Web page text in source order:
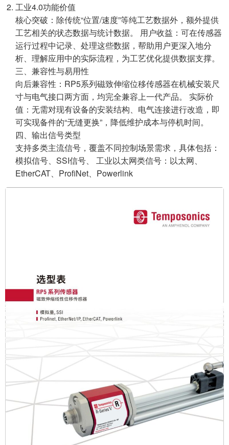
工业4.0功能价值
核心突破：除传统“位置/速度”等纯工艺数据外，额外提供
工艺相关的状态数据与统计数据。 用户收益：可在传感器
运行过程中记录、处理这些数据，帮助用户更深入地分
析、理解应用中的实际流程，为工艺优化提供数据支撑。
三、兼容性与易用性
向后兼容性：RP5系列磁致伸缩位移传感器在机械安装尺
寸与电气接口两方面，均完全兼容上一代产品。 实际价
值：无需对现有设备的安装结构、电气连接进行改造，即
可实现备件的“无缝更换”，降低维护成本与停机时间。
四、输出信号类型
支持多类主流信号，覆盖不同控制场景需求，具体包括：
模拟信号、SSI信号、 工业以太网类信号：以太网、
EtherCAT、ProfiNet、Powerlink